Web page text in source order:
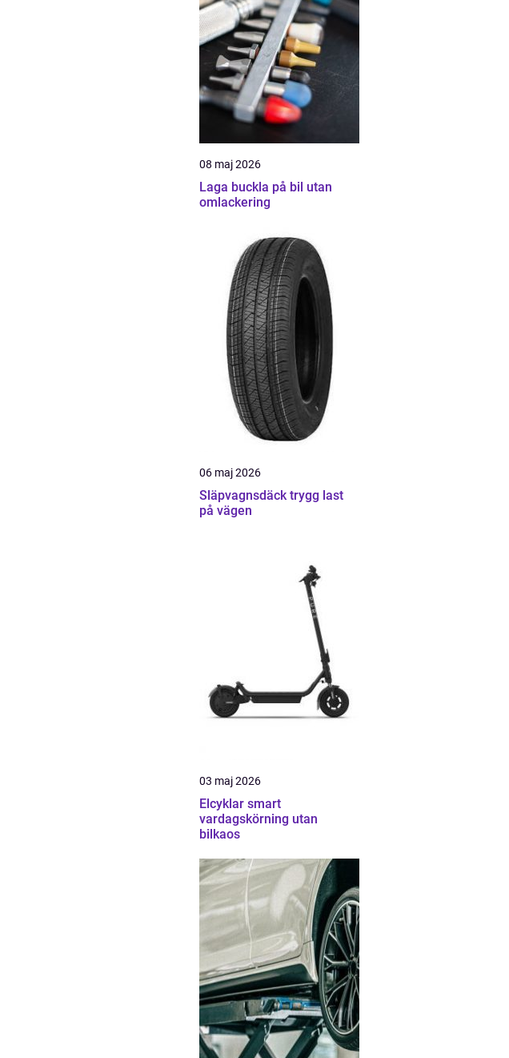
08 maj 2026
Laga buckla på bil utan
omlackering
06 maj 2026
Släpvagnsdäck trygg last
på vägen
03 maj 2026
Elcyklar smart
vardagskörning utan
bilkaos